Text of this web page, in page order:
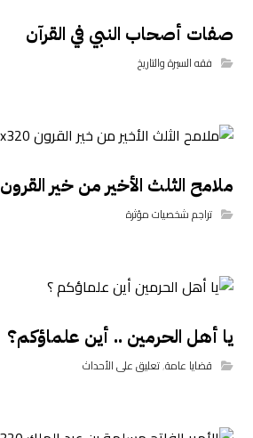
صفات أصحاب النبي في القرآن
فقه السيرة والتاريخ
ملامح الثلث الأخير من خير القرون
تراجم شخصيات مؤثرة
يا أهل الحرمين .. أين علماؤكم؟
قضايا عامة,تعليق على الأحداث